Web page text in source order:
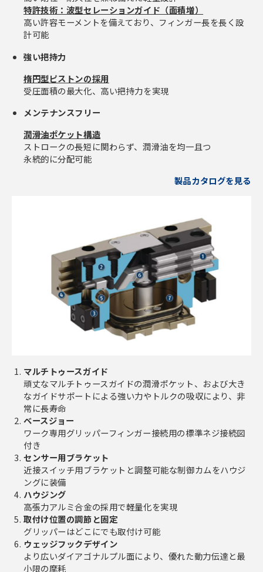
特許技術：波型セレーションガイド（面積増）
高い許容モーメントを備えており、フィンガー長を長く設
計可能
強い把持力
楕円型ピストンの採用
受圧面積の最大化、高い把持力を実現
メンテナンスフリー
潤滑油ポケット構造
ストロークの長短に関わらず、潤滑油を均一且つ
永続的に分配可能
製品カタログを見る
マルチトゥースガイド
頑丈なマルチトゥースガイドの潤滑ポケット、および大き
なガイドサポートによる強い力やトルクの吸収により、非
常に長寿命
ベースジョー
ワーク専用グリッパーフィンガー接続用の標準ネジ接続図
付き
センサー用ブラケット
近接スイッチ用ブラケットと調整可能な制御カムをハウジ
ングに装備
ハウジング
高張力アルミ合金の採用で軽量化を実現
取付け位置の調節と固定
グリッパーはどこにでも取付け可能
ウェッジフックデザイン
より広いダイアゴナルプル面により、優れた動力伝達と最
小限の摩耗